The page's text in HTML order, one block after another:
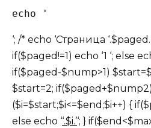
echo '
‘; /* echo ‘Страница
if($paged!=1) echo ‘1 ‘; else
if($paged-$nump>1)
$start=2;
($i=$start;$i<=$end;$i++) {
else echo ‘‘.$i.’‘; }